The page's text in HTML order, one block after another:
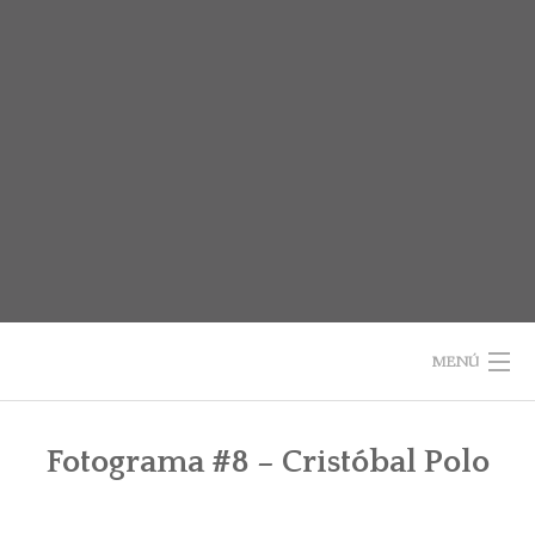
MENÚ
Fotograma #8 – Cristóbal Polo